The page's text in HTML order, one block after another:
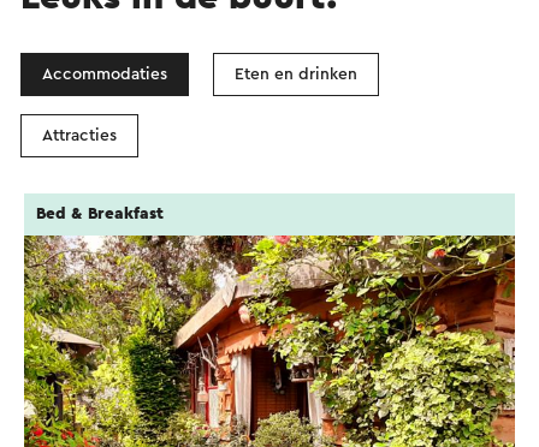
Accommodaties Eten en drinken
Attracties
Bed & Breakfast